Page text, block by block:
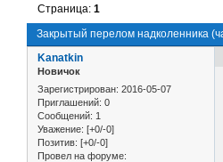
Закрытый перелом надколенника
Страница:1
Kanatkin
Новичок
Зарегистрирован: 2016-05-07
Приглашений: 0
Сообщений: 1
Уважение: [+0/-0]
Позитив: [+0/-0]
Провел на форуме: